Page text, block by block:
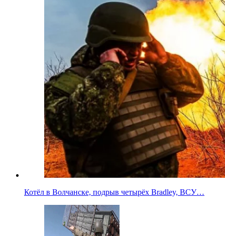
Котёл в Волчанске, подрыв четырёх Bradley, ВСУ…